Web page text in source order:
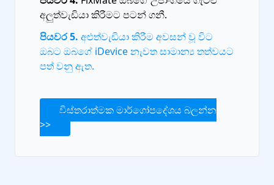
අලුත්වැඩියා කිරීමට පටන් ගනී.
පියවර 5. අළුත්වැඩියා කිරීම අවසන් වූ විට
ඔබට ඔබගේ iDevice නැවත සාමාන්‍ය තත්වයට
පත් වනු ඇත.
විස්තරාත්මක මාර්ගෝපදේශය බලන්න
>>